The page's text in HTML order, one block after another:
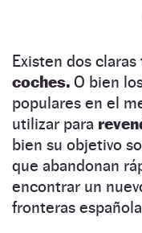
Existen dos
coches. O bien
populares en el
utilizar para
bien su objetivo
que abandonan
encontrar un
fronteras